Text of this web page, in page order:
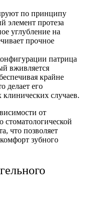
по принципу
элемент протеза
углубление на
прочное
патрица
вживляется
крайне
делает его
случаев.
от
стоматологической
что позволяет
зубного